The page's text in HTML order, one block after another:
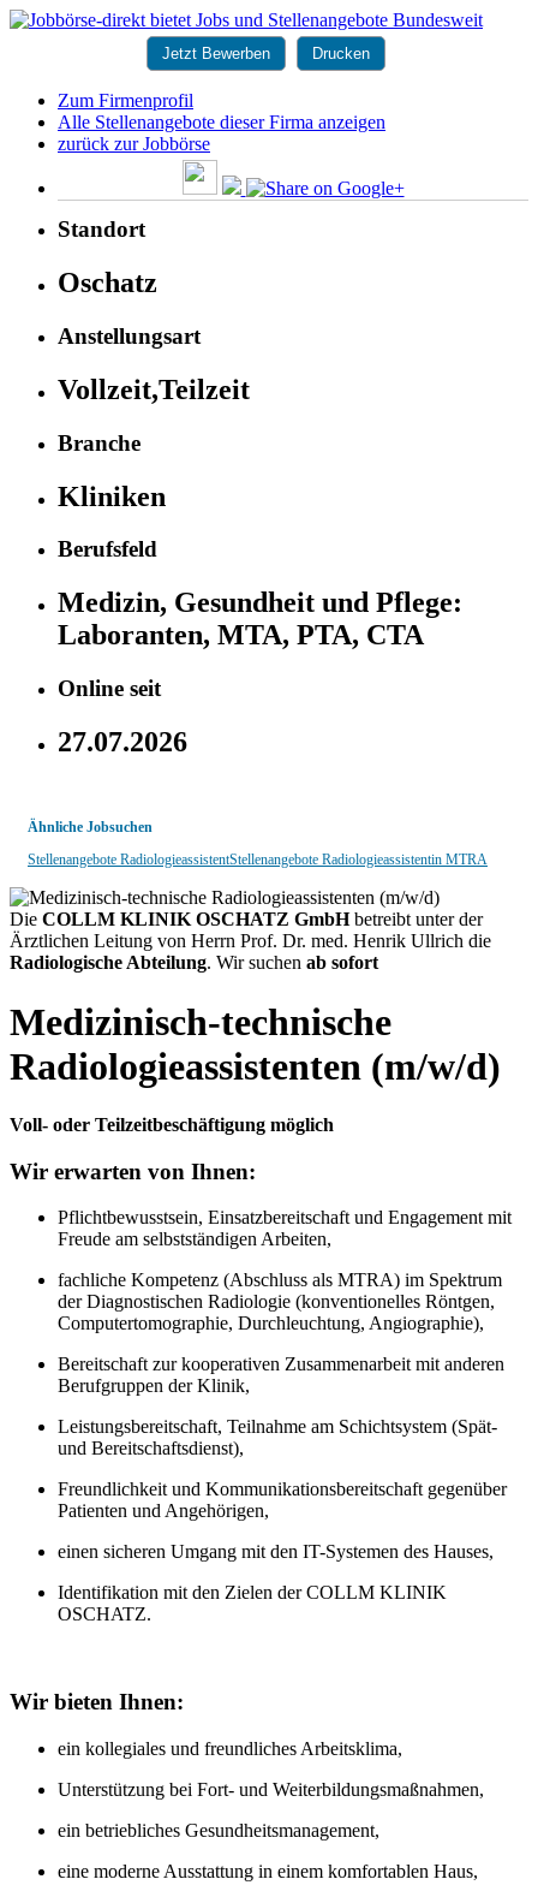
Jetzt Bewerben Drucken
Zum Firmenprofil
Alle Stellenangebote dieser Firma anzeigen
zurück zur Jobbörse
Standort
Oschatz
Anstellungsart
Vollzeit,Teilzeit
Branche
Kliniken
Berufsfeld
Medizin, Gesundheit und Pflege:
Laboranten, MTA, PTA, CTA
Online seit
27.07.2026
Ähnliche Jobsuchen
Stellenangebote RadiologieassistentStellenangebote Radiologieassistentin MTRA
Die COLLM KLINIK OSCHATZ GmbHbetreibt unter der
Ärztlichen Leitung von Herrn Prof. Dr. med. Henrik Ullrich die
Radiologische Abteilung. Wir suchen ab sofort
Medizinisch-technische
Radiologieassistenten (m/w/d)
Voll- oder Teilzeitbeschäftigung möglich
Wir erwarten von Ihnen:
Pflichtbewusstsein, Einsatzbereitschaft und Engagement mit
Freude am selbstständigen Arbeiten,
fachliche Kompetenz (Abschluss als MTRA) im Spektrum
der Diagnostischen Radiologie (konventionelles Röntgen,
Computertomographie, Durchleuchtung, Angiographie),
Bereitschaft zur kooperativen Zusammenarbeit mit anderen
Berufgruppen der Klinik,
Leistungsbereitschaft, Teilnahme am Schichtsystem (Spät-
und Bereitschaftsdienst),
Freundlichkeit und Kommunikationsbereitschaft gegenüber
Patienten und Angehörigen,
einen sicheren Umgang mit den IT-Systemen des Hauses,
Identifikation mit den Zielen der COLLM KLINIK
OSCHATZ.
Wir bieten Ihnen:
ein kollegiales und freundliches Arbeitsklima,
Unterstützung bei Fort- und Weiterbildungsmaßnahmen,
ein betriebliches Gesundheitsmanagement,
eine moderne Ausstattung in einem komfortablen Haus,